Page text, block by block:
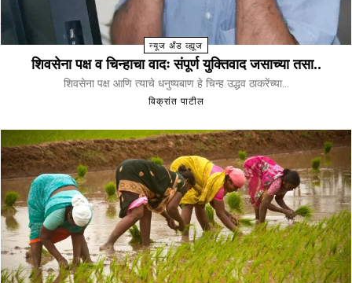
न्यूज अँड व्ह्यूज
शिवसेना पक्ष व चिन्हाचा वादः संपूर्ण युक्तिवाद जसाच्या तसा..
शिवसेना पक्ष आणि त्याचे धनुष्यबाण हे चिन्ह उद्धव ठाकरेंच्या...
विक्रांत पाटील